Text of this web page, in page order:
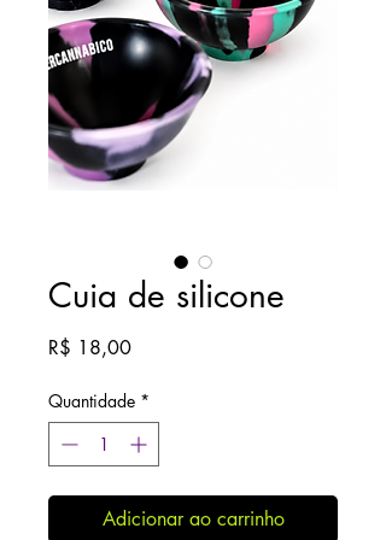
Cuia de silicone
R$ 18,00Preço
Quantidade *
Adicionar ao carrinho